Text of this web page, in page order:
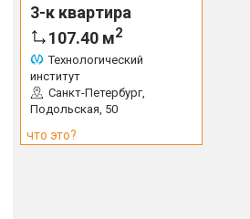
3-к квартира
107.40 м2
Технологический
институт
Санкт-Петербург,
Подольская, 50
что это?